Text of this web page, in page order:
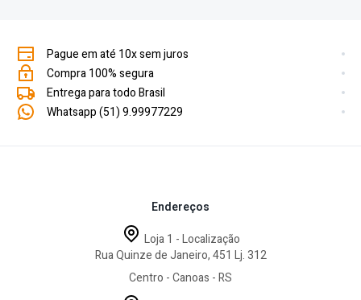
Pague em até 10x sem juros
Compra 100% segura
Entrega para todo Brasil
Whatsapp (51) 9.99977229
Endereços
Loja 1 - Localização
Rua Quinze de Janeiro, 451 Lj. 312
Centro - Canoas - RS